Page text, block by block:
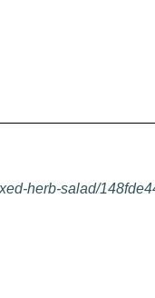
herb-salad/